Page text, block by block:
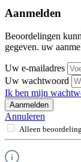
Aanmelden
Beoordelingen
gegeven. uw
Uw e-mailadres
Uw wachtwoord
Ik ben mijn
Aanmelden
Annuleren
Alleen